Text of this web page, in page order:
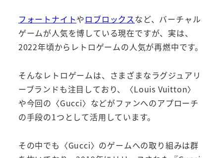
フォートナイトやロブロックスなど、バーチャル
ゲームが人気を博している現在ですが、実は、
2022年頃からレトロゲームの人気が再燃中です。
そんなレトロゲームは、さまざまなラグジュアリ
ーブランドも注目しており、〈Louis Vuitton〉
や今回の〈Gucci〉などがファンへのアプローチ
の手段の1つとして活用しています。
その中でも〈Gucci〉のゲームへの取り組みは群